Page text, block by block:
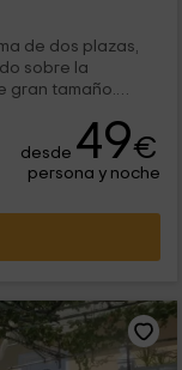
de dos plazas,
sobre la
gran tamaño.
desde 49€
persona y noche